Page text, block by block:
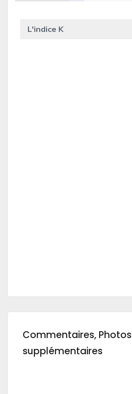
L'indice K
Commentaires, Photos
supplémentaires